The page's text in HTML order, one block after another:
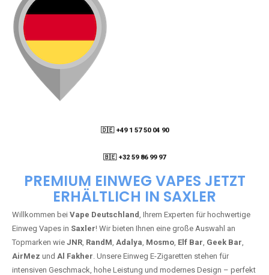
🇩🇪 +49 1 57 50 04 90
🇧🇪 +32 59 86 99 97
PREMIUM EINWEG VAPES JETZT
ERHÄLTLICH IN SAXLER
Willkommen bei Vape Deutschland, Ihrem Experten für hochwertige
Einweg Vapes in Saxler! Wir bieten Ihnen eine große Auswahl an
Topmarken wie JNR, RandM, Adalya, Mosmo, Elf Bar, Geek Bar,
AirMez und Al Fakher. Unsere Einweg E-Zigaretten stehen für
intensiven Geschmack, hohe Leistung und modernes Design – perfekt